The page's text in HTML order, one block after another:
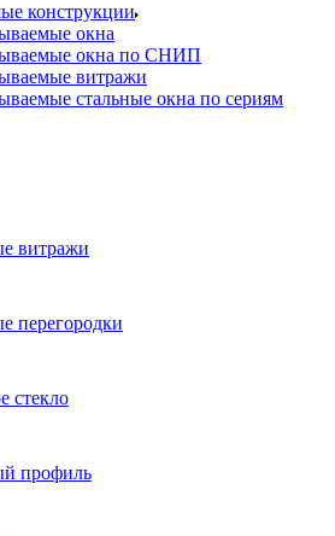
конструкции
окна
окна по СНИП
витражи
стальные окна по сериям
витражи
перегородки
стекло
профиль